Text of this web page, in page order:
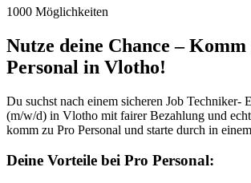
1000 Möglichkeiten
Nutze deine Chance –
Personal in Vlotho!
Du suchst nach einem sicheren Job Techniker-
(m/w/d) in Vlotho mit fairer Bezahlung und
komm zu Pro Personal und starte durch in
Deine Vorteile bei Pro Personal: